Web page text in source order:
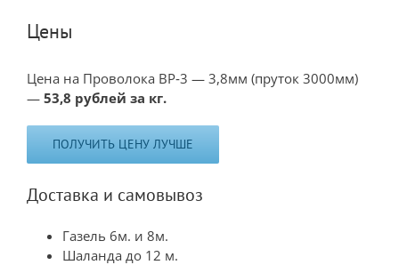
Цены
Цена на Проволока ВР‐3 — 3,8мм (пруток 3000мм)
— 53,8 рублей за кг.
ПОЛУЧИТЬ ЦЕНУ ЛУЧШЕ
Доставка и самовывоз
Газель 6м. и 8м.
Шаланда до 12 м.